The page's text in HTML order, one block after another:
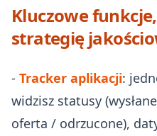
Kluczowe
strategię
- Tracker aplikacji:
widzisz statusy
oferta / odrzucone),